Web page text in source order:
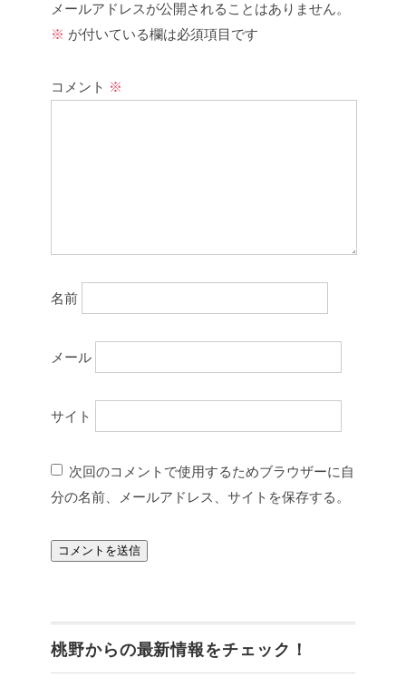
メールアドレスが公開されることはありません。
※ が付いている欄は必須項目です
コメント ※
名前
メール
サイト
次回のコメントで使用するためブラウザーに自
分の名前、メールアドレス、サイトを保存する。
桃野からの最新情報をチェック！